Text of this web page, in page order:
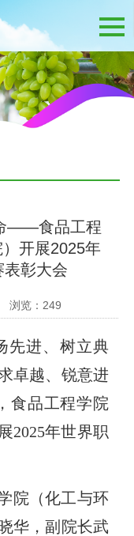
——食品工程
开展2025年
彰大会
浏览： 249
先进、树立典
卓越、锐意进
食品工程学院
2025年世界职
院（化工与环
华，副院长武